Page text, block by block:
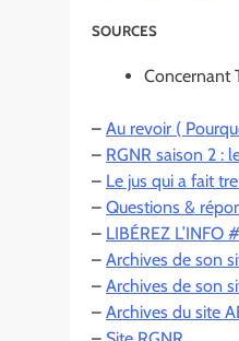
SOURCES
Concernant
– Au revoir (
– RGNR saison 2 :
– Le jus qui a fait
– Questions &
– LIBÉREZ L’INFO
– Archives de son
– Archives de son
– Archives du site